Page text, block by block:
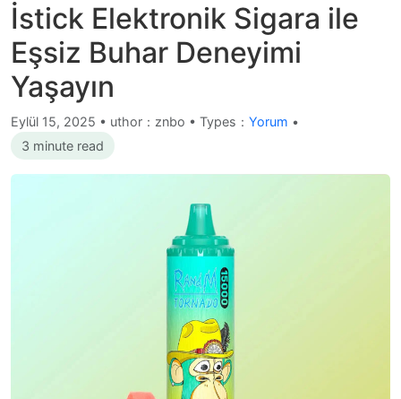
İstick Elektronik Sigara ile
Eşsiz Buhar Deneyimi
Yaşayın
Eylül 15, 2025 • uthor：znbo • Types： Yorum •
3 minute read